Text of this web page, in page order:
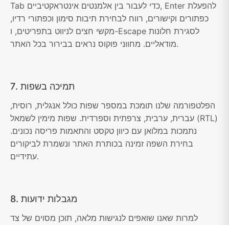
Tab כדי לעבור בין אלמנטים אינטראקטיביים, Enter להפעלת
כפתורים וקישורים, רווח לבחירת תיבות סימון וכפתורי רדיו,
מקשי חצים לניווט בתפריטים, ו-Escape לסגירת חלונות
מודאליים. מחווני פוקוס נראים בבירור בכל האתר.
7. תמיכה בשפות
הפלטפורמה שלנו תומכת במספר שפות כולל אנגלית, רוסית,
עברית, ערבית, צרפתית וספרדית. שפות מימין לשמאל (RTL)
נתמכות במלואן עם כיוון טקסט והתאמות פריסה נכונים.
בחירת השפה זמינה בכותרת האתר ונשמרת לביקורים
עתידיים.
8. מגבלות ידועות
למרות שאנו שואפים לנגישות מלאה, תוכן מסוים של צד